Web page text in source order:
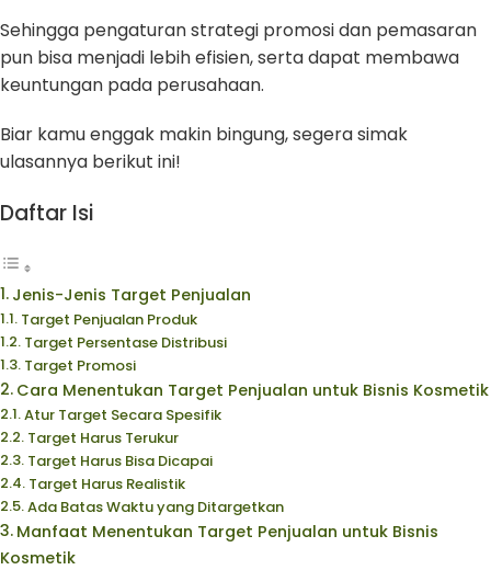
Sehingga pengaturan strategi promosi dan pemasaran
pun bisa menjadi lebih efisien, serta dapat membawa
keuntungan pada perusahaan.
Biar kamu enggak makin bingung, segera simak
ulasannya berikut ini!
Daftar Isi
Jenis-Jenis Target Penjualan
Target Penjualan Produk
Target Persentase Distribusi
Target Promosi
Cara Menentukan Target Penjualan untuk Bisnis Kosmetik
Atur Target Secara Spesifik
Target Harus Terukur
Target Harus Bisa Dicapai
Target Harus Realistik
Ada Batas Waktu yang Ditargetkan
Manfaat Menentukan Target Penjualan untuk Bisnis
Kosmetik